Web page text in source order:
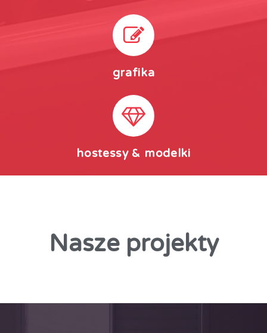
grafika
hostessy & modelki
Nasze projekty